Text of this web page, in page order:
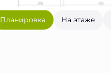
Планировка На этаже